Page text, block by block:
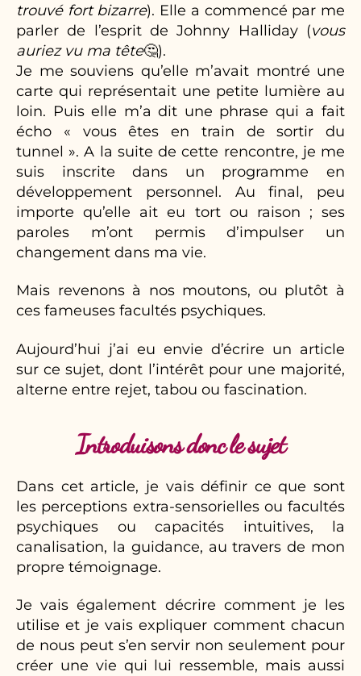
trouvé fort bizarre). Elle a commencé par me
parler de l’esprit de Johnny Halliday (vous
auriez vu ma tête🤔).
Je me souviens qu’elle m’avait montré une
carte qui représentait une petite lumière au
loin. Puis elle m’a dit une phrase qui a fait
écho « vous êtes en train de sortir du
tunnel ». A la suite de cette rencontre, je me
suis inscrite dans un programme en
développement personnel. Au final, peu
importe qu’elle ait eu tort ou raison ; ses
paroles m’ont permis d’impulser un
changement dans ma vie.
Mais revenons à nos moutons, ou plutôt à
ces fameuses facultés psychiques.
Aujourd’hui j’ai eu envie d’écrire un article
sur ce sujet, dont l’intérêt pour une majorité,
alterne entre rejet, tabou ou fascination.
Introduisons donc le sujet
Dans cet article, je vais définir ce que sont
les perceptions extra-sensorielles ou facultés
psychiques ou capacités intuitives, la
canalisation, la guidance, au travers de mon
propre témoignage.
Je vais également décrire comment je les
utilise et je vais expliquer comment chacun
de nous peut s’en servir non seulement pour
créer une vie qui lui ressemble, mais aussi